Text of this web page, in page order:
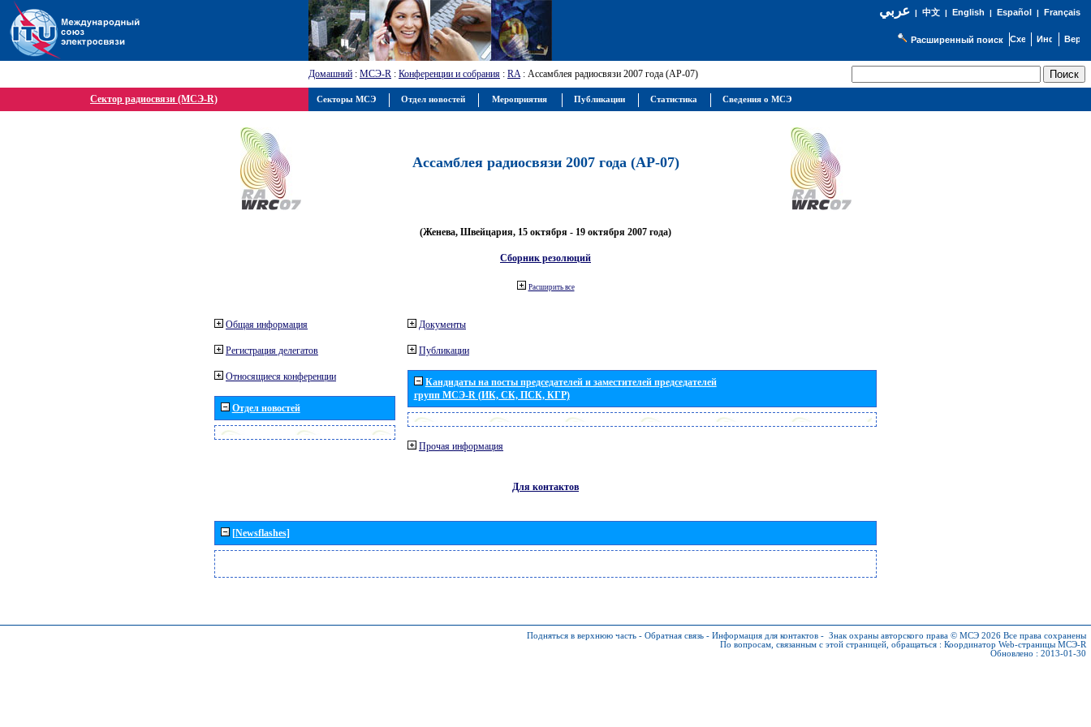
عربي| 中文| English | Español | Français
Расширенный поиск
Домашний : МСЭ-R : Конференции и собрания : RA: Ассамблея радиосвязи 2007 года (АР-07)
Сектор радиосвязи (МСЭ-R)
Ассамблея радиосвязи 2007 года (АР-07)
(Женева, Швейцария, 15 октября - 19 октября 2007 года)
Сборник резолюций
Расширить все
Общая информация
Регистрация делегатов
Относящиеся конференции
Отдел новостей
Документы
Публикации
Кандидаты на посты председателей и заместителей председателей
групп МСЭ-R (ИК, СК, ПСК, КГР)
Прочая информация
Для контактов
[Newsflashes]
Подняться в верхнюю часть - Обратная связь - Информация для контактов - Знак охраны авторского права © МСЭ 2026 Все права сохранены
По вопросам, связанным с этой страницей, обращаться : Координатор Web-страницы МСЭ-R
Обновлено : 2013-01-30
Секторы МСЭ Отдел новостей Мероприятия Публикации Статистика Сведения о МСЭ